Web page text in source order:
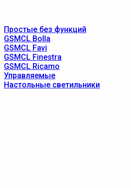
Простые без функций
GSMCL Bolla
GSMCL Favi
GSMCL Finestra
GSMCL Ricamo
Управляемые
Настольные светильники